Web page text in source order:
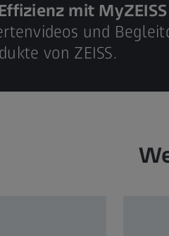
mit MyZEISS
und
von ZEISS.